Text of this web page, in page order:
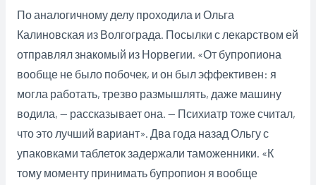
По аналогичному делу проходила и Ольга
Калиновская из Волгограда. Посылки с лекарством ей
отправлял знакомый из Норвегии. «От бупропиона
вообще не было побочек, и он был эффективен: я
могла работать, трезво размышлять, даже машину
водила, — рассказывает она. — Психиатр тоже считал,
что это лучший вариант». Два года назад Ольгу с
упаковками таблеток задержали таможенники. «К
тому моменту принимать бупропион я вообще